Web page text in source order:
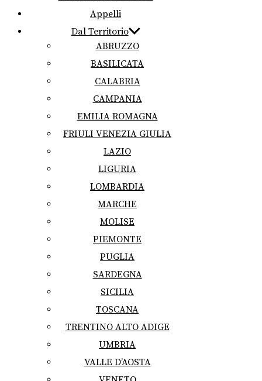
Appelli
Dal Territorio
ABRUZZO
BASILICATA
CALABRIA
CAMPANIA
EMILIA ROMAGNA
FRIULI VENEZIA GIULIA
LAZIO
LIGURIA
LOMBARDIA
MARCHE
MOLISE
PIEMONTE
PUGLIA
SARDEGNA
SICILIA
TOSCANA
TRENTINO ALTO ADIGE
UMBRIA
VALLE D’AOSTA